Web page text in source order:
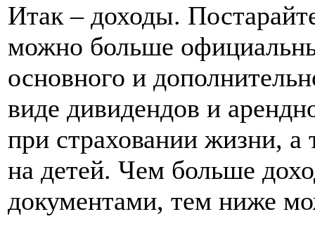
Итак – доходы.
можно больше
основного и
виде дивидендов и
при страховании жизни, а
на детей. Чем больше
документами, тем ниже